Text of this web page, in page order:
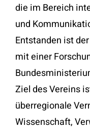
die im Bereich
und
Entstanden ist
mit einer
Ziel des Vereins
überregionale
Wissenschaft,